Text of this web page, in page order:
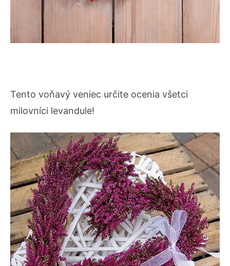
Tento voňavý veniec určite ocenia všetci
milovníci levandule!